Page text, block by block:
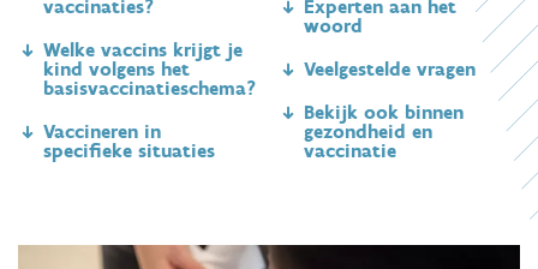
vaccinaties?
Welke vaccins krijgt je
kind volgens het
basisvaccinatieschema?
Vaccineren in
specifieke situaties
Experten aan het
woord
Veelgestelde vragen
Bekijk ook binnen
gezondheid en
vaccinatie